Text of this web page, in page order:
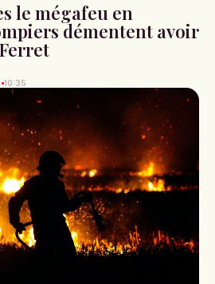
le mégafeu en
démentent avoir
10:35